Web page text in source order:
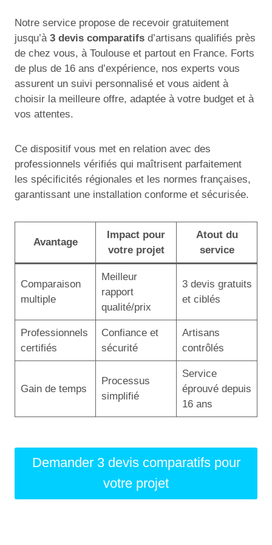
Notre service propose de recevoir gratuitement
jusqu’à 3 devis comparatifs d’artisans qualifiés près
de chez vous, à Toulouse et partout en France. Forts
de plus de 16 ans d’expérience, nos experts vous
assurent un suivi personnalisé et vous aident à
choisir la meilleure offre, adaptée à votre budget et à
vos attentes.
Ce dispositif vous met en relation avec des
professionnels vérifiés qui maîtrisent parfaitement
les spécificités régionales et les normes françaises,
garantissant une installation conforme et sécurisée.
Avantage
Impact pour
votre projet
Atout du
service
Comparaison
multiple
Meilleur
rapport
qualité/prix
3 devis gratuits
et ciblés
Professionnels
certifiés
Confiance et
sécurité
Artisans
contrôlés
Gain de temps
Processus
simplifié
Service
éprouvé depuis
16 ans
Demander 3 devis comparatifs pour
votre projet